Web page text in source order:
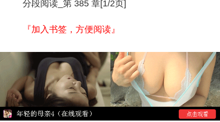
分段阅读_第 385 章[1/2页]
『加入书签，方便阅读』